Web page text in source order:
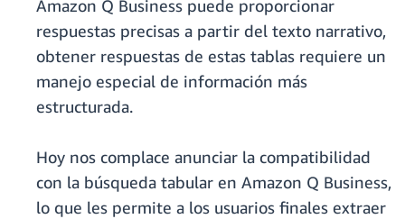
Amazon Q Business puede proporcionar
respuestas precisas a partir del texto narrativo,
obtener respuestas de estas tablas requiere un
manejo especial de información más
estructurada.
Hoy nos complace anunciar la compatibilidad
con la búsqueda tabular en Amazon Q Business,
lo que les permite a los usuarios finales extraer